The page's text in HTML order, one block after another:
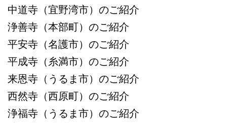
中道寺（宜野湾市）のご紹介
浄善寺（本部町）のご紹介
平安寺（名護市）のご紹介
平成寺（糸満市）のご紹介
来恩寺（うるま市）のご紹介
西然寺（西原町）のご紹介
浄福寺（うるま市）のご紹介